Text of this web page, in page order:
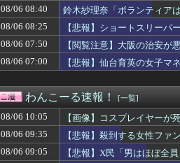
プロボクサーの彼氏が絡んできたDQN相
【画像】叶×葛葉：くろのわが宇宙食の
【画像】東京女子大学の卒論、低脳すぎ
姉と叔父宅へ避難後、母になぜ私たちに
『ライザのアトリエ』のAIチャットRPG
【ムホ報】不知火舞さん、調整で横乳が
【悲報】パリーグの灯、ガチで消えそう
【愕然】ワイ、久しぶりに元カノのイン
最近うちの地域の駅に鳩ジジイが現れる
【衝撃】JKの従姉妹が泊まりに来た結果
【悲報】X民「男はほぼ全員、友達に『
ウクライナの次は日本とかいうやついる
08/06 08:40
鈴木紗理奈「ボランティア
08/06 08:25
【悲報】ショートスリーパ
08/06 07:50
【閲覧注意】大阪の治安
08/06 07:00
【悲報】仙台育英の女子マ
わんこーる速報！ [一覧]
08/06 10:05
【画像】コスプレイヤーが
08/06 09:35
【悲報】殺到する女性ファ
08/06 09:05
【悲報】X民「男はほぼ全